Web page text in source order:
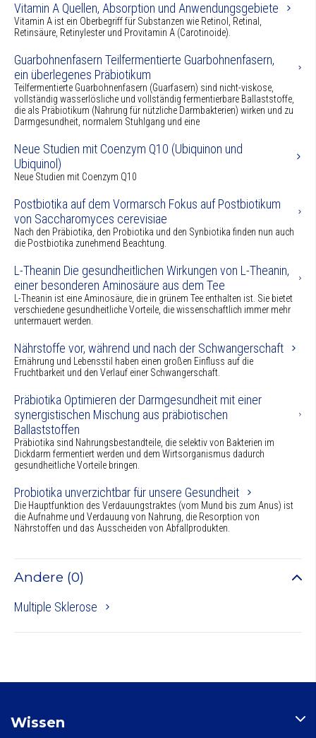
Vitamin A Quellen, Absorption und Anwendungsgebiete
Vitamin A ist ein Oberbegriff für Substanzen wie Retinol, Retinal,
Retinsäure, Retinylester und Provitamin A (Carotinoide).
Guarbohnenfasern Teilfermentierte Guarbohnenfasern,
ein überlegenes Präbiotikum
Teilfermentierte Guarbohnenfasern (Guarfasern) sind nicht-viskose,
vollständig wasserlösliche und vollständig fermentierbare Ballaststoffe,
die als Präbiotikum (Nahrung für nützliche Darmbakterien) wirken und zu
Darmgesundheit, normalem Stuhlgang und eine
Neue Studien mit Coenzym Q10 (Ubiquinon und
Ubiquinol)
Neue Studien mit Coenzym Q10
Postbiotika auf dem Vormarsch Fokus auf Postbiotikum
von Saccharomyces cerevisiae
Nach den Präbiotika, den Probiotika und den Synbiotika finden nun auch
die Postbiotika zunehmend Beachtung.
L-Theanin Die gesundheitlichen Wirkungen von L-Theanin,
einer besonderen Aminosäure aus dem Tee
L-Theanin ist eine Aminosäure, die in grünem Tee enthalten ist. Sie bietet
verschiedene gesundheitliche Vorteile, die wissenschaftlich immer mehr
untermauert werden.
Nährstoffe vor, während und nach der Schwangerschaft
Ernährung und Lebensstil haben einen großen Einfluss auf die
Fruchtbarkeit und den Verlauf einer Schwangerschaft.
Präbiotika Optimieren der Darmgesundheit mit einer
synergistischen Mischung aus präbiotischen
Ballaststoffen
Präbiotika sind Nahrungsbestandteile, die selektiv von Bakterien im
Dickdarm fermentiert werden und dem Wirtsorganismus dadurch
gesundheitliche Vorteile bringen.
Probiotika unverzichtbar für unsere Gesundheit
Die Hauptfunktion des Verdauungstraktes (vom Mund bis zum Anus) ist
die Aufnahme und Verdauung von Nahrung, die Resorption von
Nährstoffen und das Ausscheiden von Abfallprodukten.
Andere (0)
Multiple Sklerose
Wissen